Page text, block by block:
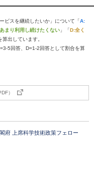
ビスを継続したいか」について「A:
まり利用し続けたくない 」「D:全く
出しています。
5回答、D=1-2回答として割合を算
）
府 上席科学技術政策フェロー